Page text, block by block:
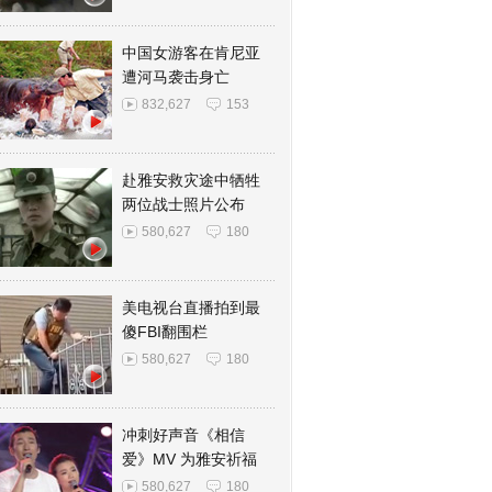
中国女游客在肯尼亚
遭河马袭击身亡
832,627 153
赴雅安救灾途中牺牲
两位战士照片公布
580,627 180
美电视台直播拍到最
傻FBI翻围栏
580,627 180
冲刺好声音《相信
爱》MV 为雅安祈福
580,627 180